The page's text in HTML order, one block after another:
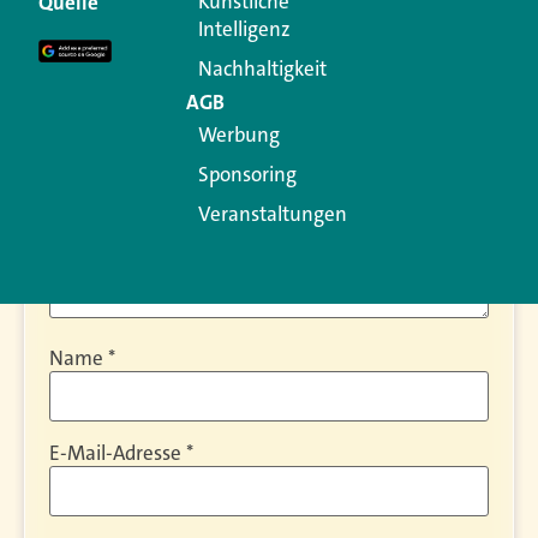
Erforderliche Felder sind mit
Kommentar
Name *
E-Mail-Adresse *
Intelligenz
Nachhaltigkeit
AGB
Werbung
Sponsoring
Veranstaltungen